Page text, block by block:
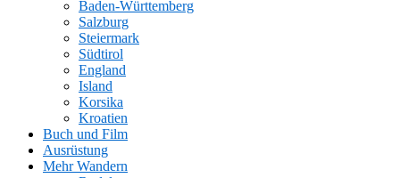
Baden-Württemberg
Salzburg
Steiermark
Südtirol
England
Island
Korsika
Kroatien
Buch und Film
Ausrüstung
Mehr Wandern